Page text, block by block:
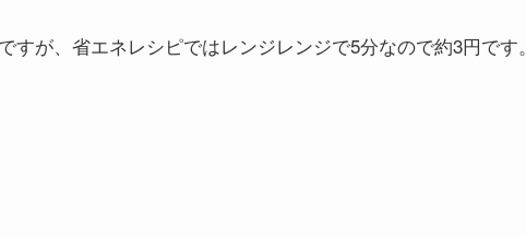
が、省エネレシピではレンジレンジで5分なので約3円です。